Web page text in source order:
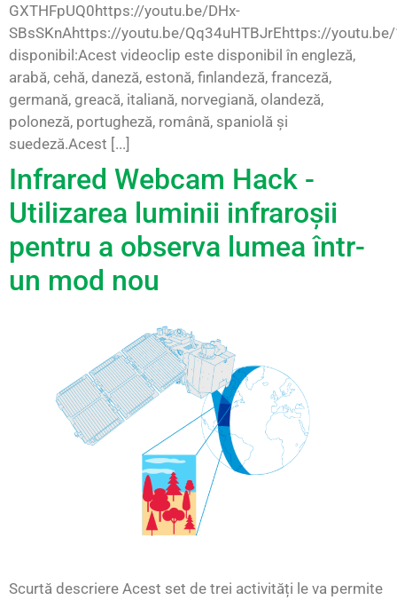
GXTHFpUQ0https://youtu.be/DHx-
SBsSKnAhttps://youtu.be/Qq34uHTBJrEhttps://
disponibil:Acest videoclip este disponibil în engleză,
arabă, cehă, daneză, estonă, finlandeză, franceză,
germană, greacă, italiană, norvegiană, olandeză,
poloneză, portugheză, română, spaniolă și
suedeză.Acest [...]
Infrared Webcam Hack -
Utilizarea luminii infraroșii
pentru a observa lumea într-
un mod nou
Scurtă descriere Acest set de trei activități le va permite